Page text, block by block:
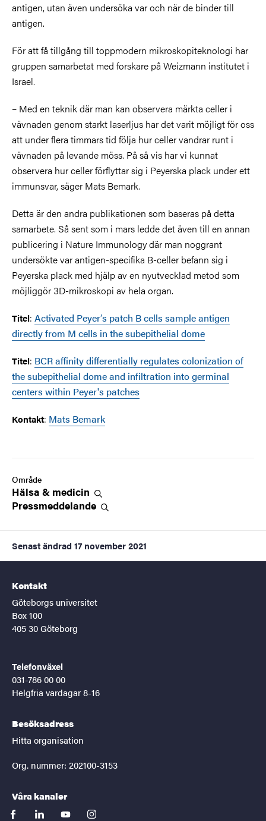
antigen, utan även undersöka var och när de binder till
antigen.
För att få tillgång till toppmodern mikroskopiteknologi har
gruppen samarbetat med forskare på Weizmann institutet i
Israel.
– Med en teknik där man kan observera märkta celler i
vävnaden genom starkt laserljus har det varit möjligt för oss
att under flera timmars tid följa hur celler vandrar runt i
vävnaden på levande möss. På så vis har vi kunnat
observera hur celler förflyttar sig i Peyerska plack under ett
immunsvar, säger Mats Bemark.
Detta är den andra publikationen som baseras på detta
samarbete. Så sent som i mars ledde det även till en annan
publicering i Nature Immunology där man noggrant
undersökte var antigen-specifika B-celler befann sig i
Peyerska plack med hjälp av en nyutvecklad metod som
möjliggör 3D-mikroskopi av hela organ.
Titel: Activated Peyer′s patch B cells sample antigen
directly from M cells in the subepithelial dome
Titel: BCR affinity differentially regulates colonization of
the subepithelial dome and infiltration into germinal
centers within Peyer's patches
Kontakt: Mats Bemark
Område
Hälsa & medicin
Pressmeddelande
Senast ändrad 17 november 2021
Kontakt
Göteborgs universitet
Box 100
405 30 Göteborg
Telefonväxel
031-786 00 00
Helgfria vardagar 8-16
Besöksadress
Hitta organisation
Org. nummer: 202100-3153
Våra kanaler